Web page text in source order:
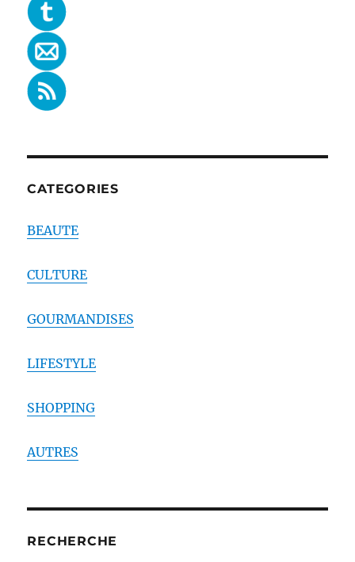
CATEGORIES
BEAUTE
CULTURE
GOURMANDISES
LIFESTYLE
SHOPPING
AUTRES
RECHERCHE